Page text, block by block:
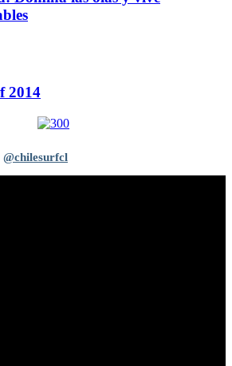
2014
@chilesurfcl